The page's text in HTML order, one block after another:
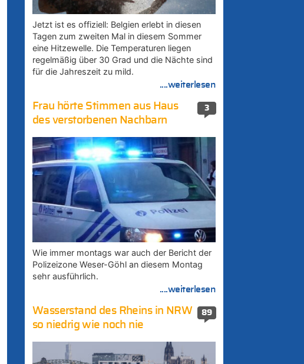
Jetzt ist es offiziell: Belgien erlebt in diesen
Tagen zum zweiten Mal in diesem Sommer
eine Hitzewelle. Die Temperaturen liegen
regelmäßig über 30 Grad und die Nächte sind
für die Jahreszeit zu mild.
....weiterlesen
3
Frau hörte Stimmen aus Haus
des verstorbenen Nachbarn
Wie immer montags war auch der Bericht der
Polizeizone Weser-Göhl an diesem Montag
sehr ausführlich.
....weiterlesen
89
Wasserstand des Rheins in NRW
so niedrig wie noch nie